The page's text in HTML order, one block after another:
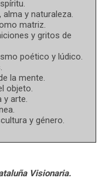
alma y naturaleza.
matriz.
y gritos de
poético y lúdico.
la mente.
objeto.
y arte.
y género.
Visionaria.